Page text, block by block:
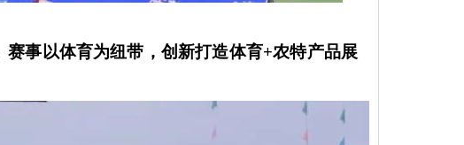
事以体育为纽带，创新打造体育+农特产品展